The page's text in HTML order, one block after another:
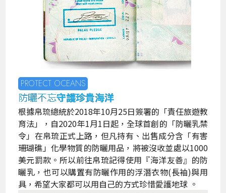
PROTECT OCEANS
防曬不忘守護珍貴海洋
根據帛琉總統於2018年10月25日簽署的「責任旅遊教
育法」，自2020年1月1日起，全球首創的「防曬乳禁
令」在帛琉正式上路，但凡持有、出售成分含「有害
珊瑚礁」化學物質的防曬用品，將被沒收並處以1000
美元罰款。所以前往帛琉記得使用『海洋友善』的防
曬乳，也可以購置有防曬作用的浮潛衣物(長袖)與用
具，希望大家都可以用自己的方式珍惜愛護地球 。